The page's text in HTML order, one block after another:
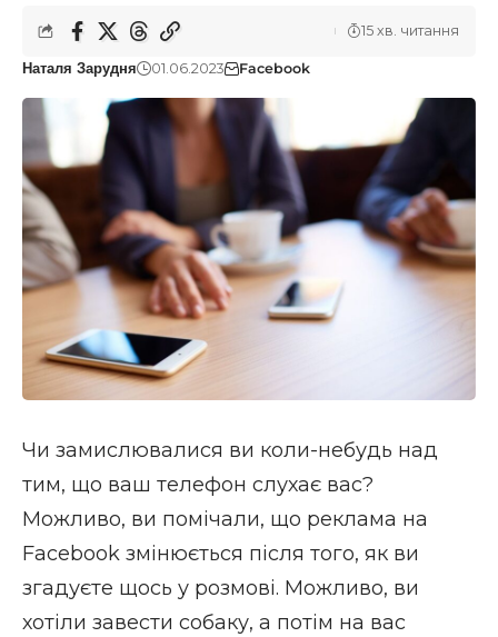
Наталя Зарудня 01.06.2023 Facebook
15 хв. читання
Чи замислювалися ви коли-небудь над
тим, що ваш телефон слухає вас?
Можливо, ви помічали, що реклама на
Facebook змінюється після того, як ви
згадуєте щось у розмові. Можливо, ви
хотіли завести собаку, а потім на вас